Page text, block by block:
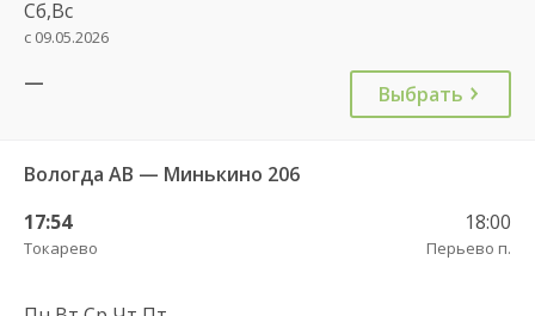
Сб,Вс
с 09.05.2026
— Выбрать
Вологда АВ — Минькино 206
17:54
Токарево
18:00
Перьево п.